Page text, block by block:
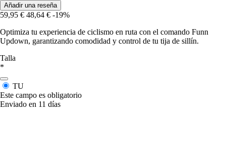
Añadir una reseña
59,95 € 48,64 € -19%
Optimiza tu experiencia de ciclismo en ruta con el comando Funn
Updown, garantizando comodidad y control de tu tija de sillín.
Talla
*
TU
Este campo es obligatorio
Enviado en 11 días